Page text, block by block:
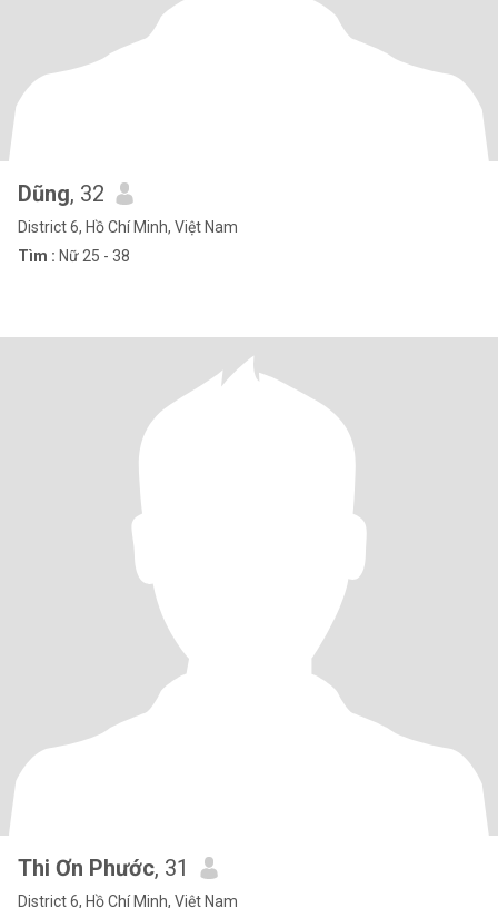
Dũng, 32
District 6, Hồ Chí Minh, Việt Nam
Tìm : Nữ 25 - 38
Thi Ơn Phước, 31
District 6, Hồ Chí Minh, Việt Nam